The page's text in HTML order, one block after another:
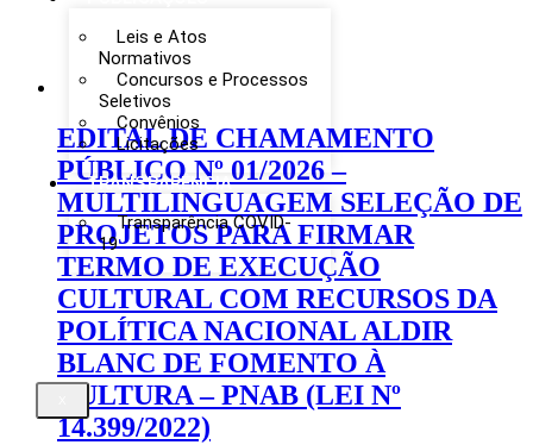
Leis e Atos
Normativos
Concursos e Processos
Seletivos
Convênios
Licitações
TRANSPARÊNCIA
Transparência COVID-
19
EDITAL DE CHAMAMENTO
PÚBLICO Nº 01/2026 –
MULTILINGUAGEM SELEÇÃO DE
PROJETOS PARA FIRMAR
TERMO DE EXECUÇÃO
CULTURAL COM RECURSOS DA
POLÍTICA NACIONAL ALDIR
BLANC DE FOMENTO À
CULTURA – PNAB (LEI Nº
14.399/2022)